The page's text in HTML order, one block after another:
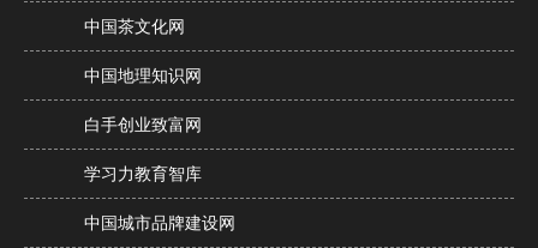
中国茶文化网
中国地理知识网
白手创业致富网
学习力教育智库
中国城市品牌建设网